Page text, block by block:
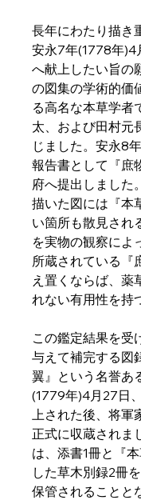
長年にわたり描き
安永7年(1778年)4
へ献上したい旨の
の図集の学術的価
る高名な本草学者
太、および田村元
じました。安永8
報告書として『庶
府へ提出しました
描いた図には『本
い箇所も散見され
を実物の観察によ
所蔵されている『
え置くならば、薬
れない有用性を持
この鑑定結果を受
与えて補完する図
翼』という名誉あ
(1779年)4月27日
上された後、将軍
正式に収蔵されま
は、添書1冊と『
した草木別録2冊
保管されることと